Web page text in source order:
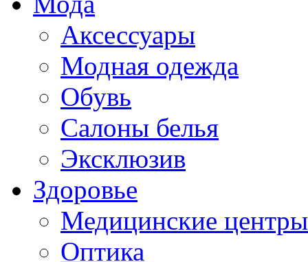
Аксессуары
Модная одежда
Обувь
Салоны белья
Эксклюзив
Здоровье
Медицинские центры
Оптика